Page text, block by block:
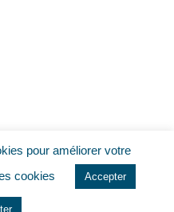
pour améliorer votre
cookies Accepter